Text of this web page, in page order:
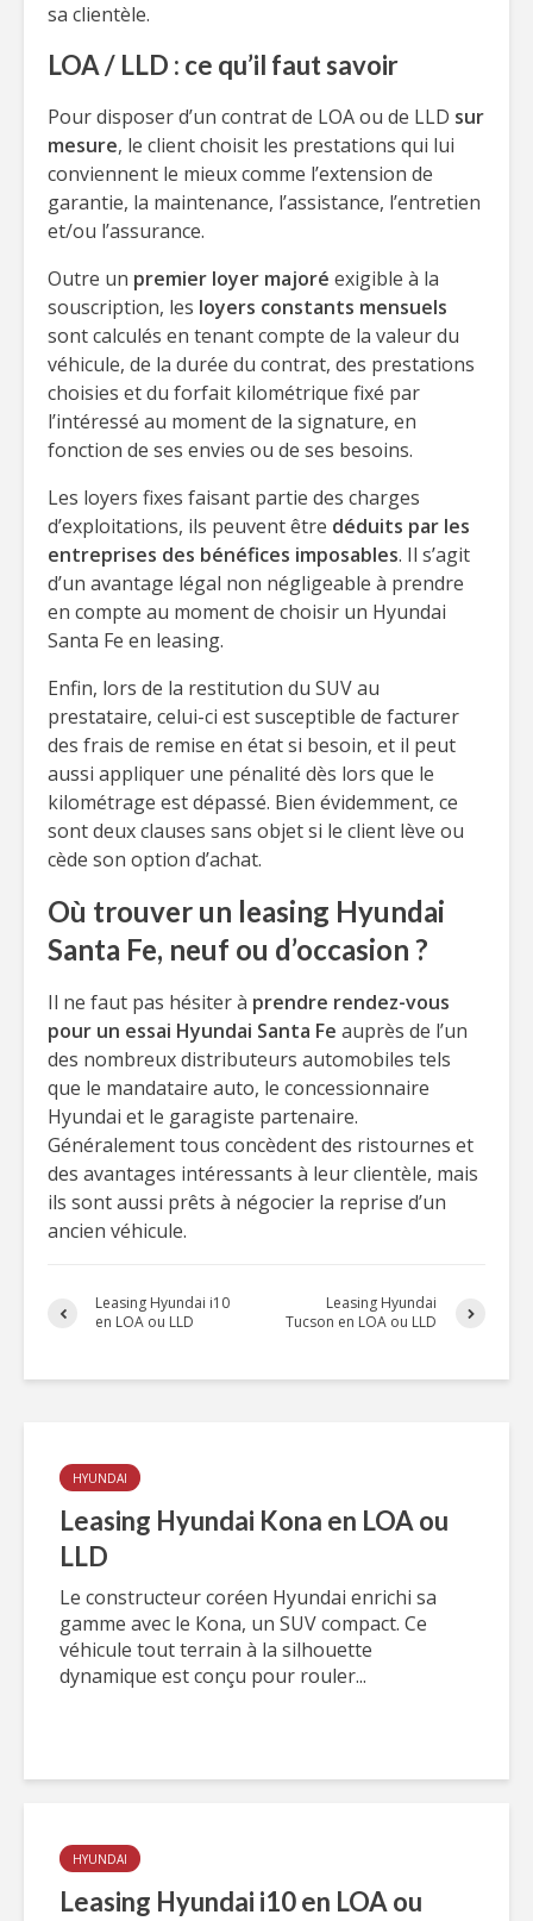
sa clientèle.
LOA / LLD : ce qu’il faut savoir
Pour disposer d’un contrat de LOA ou de LLD sur
mesure, le client choisit les prestations qui lui
conviennent le mieux comme l’extension de
garantie, la maintenance, l’assistance, l’entretien
et/ou l’assurance.
Outre un premier loyer majoré exigible à la
souscription, les loyers constants mensuels
sont calculés en tenant compte de la valeur du
véhicule, de la durée du contrat, des prestations
choisies et du forfait kilométrique fixé par
l’intéressé au moment de la signature, en
fonction de ses envies ou de ses besoins.
Les loyers fixes faisant partie des charges
d’exploitations, ils peuvent être déduits par les
entreprises des bénéfices imposables. Il s’agit
d’un avantage légal non négligeable à prendre
en compte au moment de choisir un Hyundai
Santa Fe en leasing.
Enfin, lors de la restitution du SUV au
prestataire, celui-ci est susceptible de facturer
des frais de remise en état si besoin, et il peut
aussi appliquer une pénalité dès lors que le
kilométrage est dépassé. Bien évidemment, ce
sont deux clauses sans objet si le client lève ou
cède son option d’achat.
Où trouver un leasing Hyundai
Santa Fe, neuf ou d’occasion ?
Il ne faut pas hésiter à prendre rendez-vous
pour un essai Hyundai Santa Fe auprès de l’un
des nombreux distributeurs automobiles tels
que le mandataire auto, le concessionnaire
Hyundai et le garagiste partenaire.
Généralement tous concèdent des ristournes et
des avantages intéressants à leur clientèle, mais
ils sont aussi prêts à négocier la reprise d’un
ancien véhicule.
Leasing Hyundai i10
en LOA ou LLD
Leasing Hyundai
Tucson en LOA ou LLD
HYUNDAI
Leasing Hyundai Kona en LOA ou
LLD
Le constructeur coréen Hyundai enrichi sa
gamme avec le Kona, un SUV compact. Ce
véhicule tout terrain à la silhouette
dynamique est conçu pour rouler...
HYUNDAI
Leasing Hyundai i10 en LOA ou